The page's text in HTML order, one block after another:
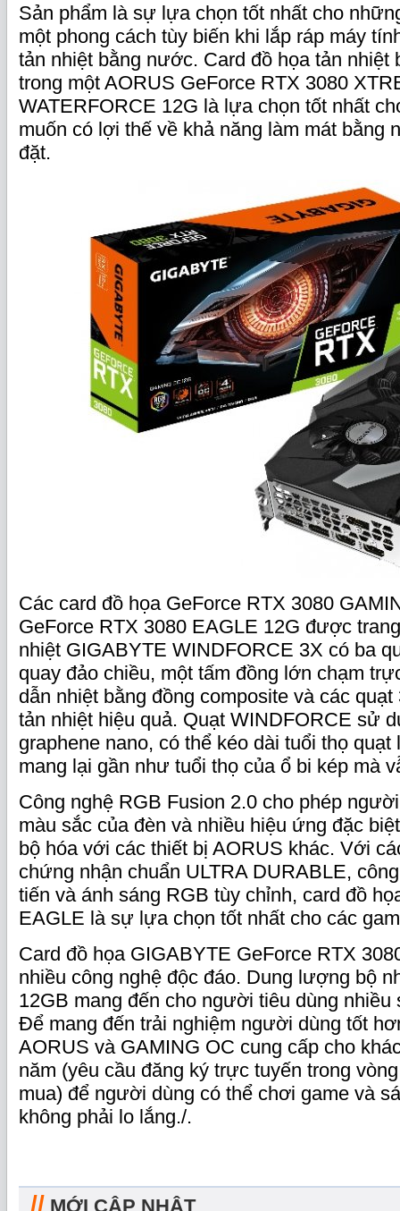
Sản phẩm là sự lựa chọn tốt nhất cho
một phong cách tùy biến khi lắp ráp máy
tản nhiệt bằng nước. Card đồ họa tản nhiệt
trong một AORUS GeForce RTX 3080
WATERFORCE 12G là lựa chọn tốt nhất
muốn có lợi thế về khả năng làm mát bằng
đặt.
Các card đồ họa GeForce RTX 3080
GeForce RTX 3080 EAGLE 12G được
nhiệt GIGABYTE WINDFORCE 3X có ba
quay đảo chiều, một tấm đồng lớn chạm
dẫn nhiệt bằng đồng composite và các
tản nhiệt hiệu quả. Quạt WINDFORCE sử
graphene nano, có thể kéo dài tuổi thọ quạt
mang lại gần như tuổi thọ của ổ bi kép mà
Công nghệ RGB Fusion 2.0 cho phép
màu sắc của đèn và nhiều hiệu ứng đặc
bộ hóa với các thiết bị AORUS khác. Với
chứng nhận chuẩn ULTRA DURABLE,
tiến và ánh sáng RGB tùy chỉnh, card đồ
EAGLE là sự lựa chọn tốt nhất cho các
Card đồ họa GIGABYTE GeForce RTX
nhiều công nghệ độc đáo. Dung lượng bộ
12GB mang đến cho người tiêu dùng
Để mang đến trải nghiệm người dùng tốt
AORUS và GAMING OC cung cấp cho
năm (yêu cầu đăng ký trực tuyến trong
mua) để người dùng có thể chơi game và
không phải lo lắng./.
// MỚI CẬP NHẬT